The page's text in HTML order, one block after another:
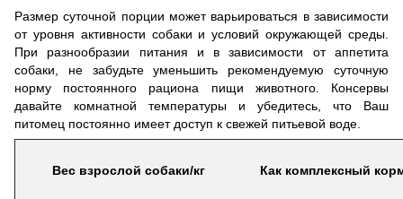
Размер суточной порции может варьироваться в зависимости
от уровня активности собаки и условий окружающей среды.
При разнообразии питания и в зависимости от аппетита
собаки, не забудьте уменьшить рекомендуемую суточную
норму постоянного рациона пищи животного. Консервы
давайте комнатной температуры и убедитесь, что Ваш
питомец постоянно имеет доступ к свежей питьевой воде.
Вес взрослой собаки/кг Как комплексный